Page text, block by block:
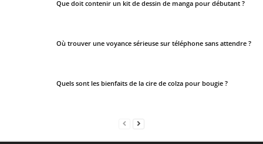
Que doit contenir un kit de dessin de manga pour débutant ?
Où trouver une voyance sérieuse sur téléphone sans attendre ?
Quels sont les bienfaits de la cire de colza pour bougie ?